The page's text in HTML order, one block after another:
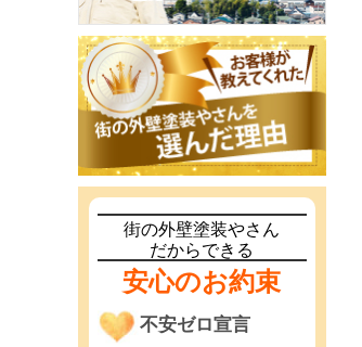
街の外壁塗装やさん
だからできる
安心のお約束
不安ゼロ宣言